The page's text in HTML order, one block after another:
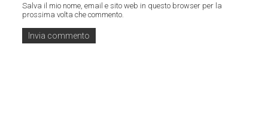
Salva il mio nome, email e sito web in questo browser per la
prossima volta che commento.